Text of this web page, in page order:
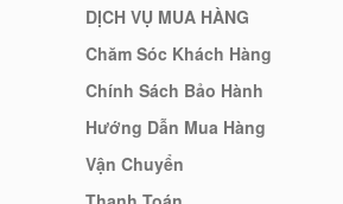
DỊCH VỤ MUA HÀNG
Chăm Sóc Khách Hàng
Chính Sách Bảo Hành
Hướng Dẫn Mua Hàng
Vận Chuyển